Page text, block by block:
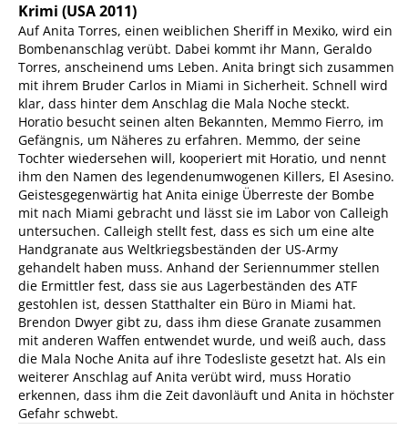
Krimi (USA 2011)
Auf Anita Torres, einen weiblichen Sheriff in Mexiko, wird ein
Bombenanschlag verübt. Dabei kommt ihr Mann, Geraldo
Torres, anscheinend ums Leben. Anita bringt sich zusammen
mit ihrem Bruder Carlos in Miami in Sicherheit. Schnell wird
klar, dass hinter dem Anschlag die Mala Noche steckt.
Horatio besucht seinen alten Bekannten, Memmo Fierro, im
Gefängnis, um Näheres zu erfahren. Memmo, der seine
Tochter wiedersehen will, kooperiert mit Horatio, und nennt
ihm den Namen des legendenumwogenen Killers, El Asesino.
Geistesgegenwärtig hat Anita einige Überreste der Bombe
mit nach Miami gebracht und lässt sie im Labor von Calleigh
untersuchen. Calleigh stellt fest, dass es sich um eine alte
Handgranate aus Weltkriegsbeständen der US-Army
gehandelt haben muss. Anhand der Seriennummer stellen
die Ermittler fest, dass sie aus Lagerbeständen des ATF
gestohlen ist, dessen Statthalter ein Büro in Miami hat.
Brendon Dwyer gibt zu, dass ihm diese Granate zusammen
mit anderen Waffen entwendet wurde, und weiß auch, dass
die Mala Noche Anita auf ihre Todesliste gesetzt hat. Als ein
weiterer Anschlag auf Anita verübt wird, muss Horatio
erkennen, dass ihm die Zeit davonläuft und Anita in höchster
Gefahr schwebt.